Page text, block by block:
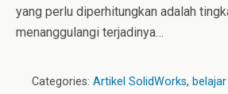
yang perlu diperhitungkan adalah
menanggulangi terjadinya…
Categories: Artikel SolidWorks,